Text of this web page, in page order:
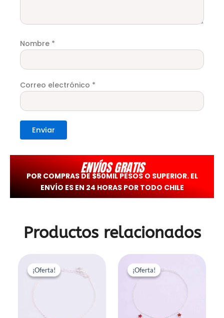
Nombre *
Correo electrónico *
ENVÍOS GRATIS
POR COMPRAS DE $50MIL PESOS O SUPERIOR. EL
ENVÍO ES EN 24 HORAS POR TODO CHILE
Productos relacionados
¡Oferta!
¡Oferta!
precio
original
¡Oferta!
¡Oferta!
precio
original
El